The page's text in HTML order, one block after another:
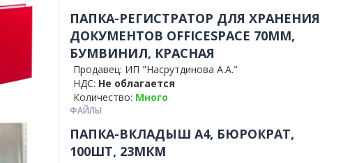
ПАПКА-РЕГИСТРАТОР ДЛЯ ХРАНЕНИЯ
ДОКУМЕНТОВ OFFICESPACE 70ММ,
БУМВИНИЛ, КРАСНАЯ
Продавец: ИП "Насрутдинова А.А."
НДС: Не облагается
Количество: Много
ФАЙЛЫ
ПАПКА-ВКЛАДЫШ А4, БЮРОКРАТ,
100ШТ, 23МКМ